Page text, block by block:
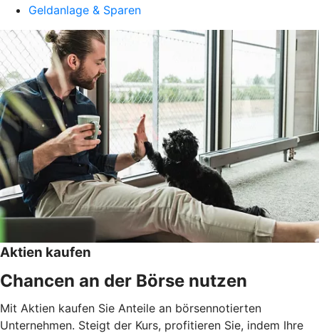
Geldanlage & Sparen
Aktien kaufen
Chancen an der Börse nutzen
Mit Aktien kaufen Sie Anteile an börsennotierten
Unternehmen. Steigt der Kurs, profitieren Sie, indem Ihre